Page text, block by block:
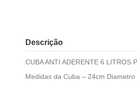
Descrição
CUBA ANTI ADERENTE 6 LITROS
Medidas da Cuba – 24cm